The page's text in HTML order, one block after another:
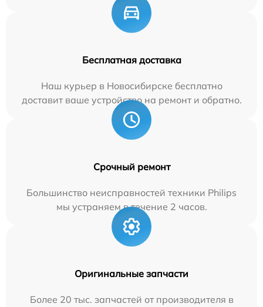
Бесплатная доставка
Наш курьер в Новосибирске бесплатно
доставит ваше устройство на ремонт и обратно.
Срочный ремонт
Большинство неисправностей техники Philips
мы устраняем в течение 2 часов.
Оригинальные запчасти
Более 20 тыс. запчастей от производителя в